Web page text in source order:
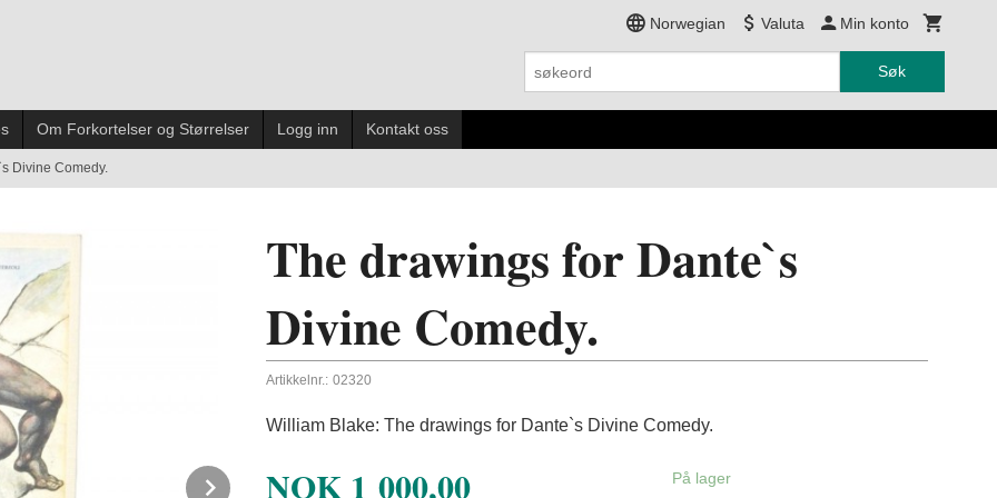
Norwegian Valuta Min konto
Søk
Om Forkortelser og Størrelser Logg inn Kontakt oss
Divine Comedy.
Next
The drawings for Dante`s
Divine Comedy.
Artikkelnr.: 02320
William Blake: The drawings for Dante`s Divine Comedy.
NOK 1 000,00 På lager